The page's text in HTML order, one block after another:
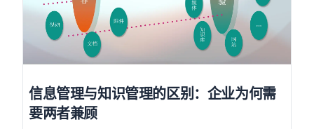
信息管理与知识管理的区别：企业为何需
要两者兼顾